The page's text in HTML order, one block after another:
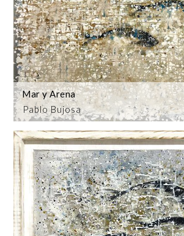
Pablo Bujosa
Mar y Arena